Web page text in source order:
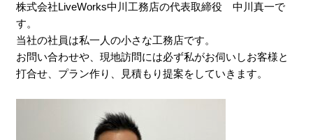
株式会社LiveWorks中川工務店の代表取締役 中川真一で
す。
当社の社員は私一人の小さな工務店です。
お問い合わせや、現地訪問には必ず私がお伺いしお客様と
打合せ、プラン作り、見積もり提案をしていきます。